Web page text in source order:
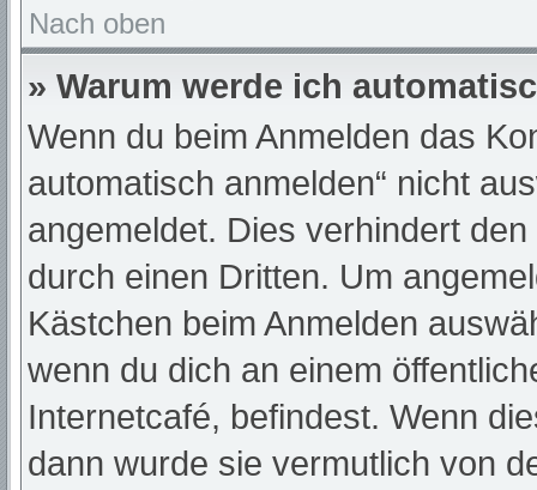
Nach oben
» Warum werde ich
Wenn du beim Anmelden das
automatisch anmelden“ nicht
angemeldet. Dies verhindert
durch einen Dritten. Um
Kästchen beim Anmelden
wenn du dich an einem
Internetcafé, befindest. Wenn
dann wurde sie vermutlich von